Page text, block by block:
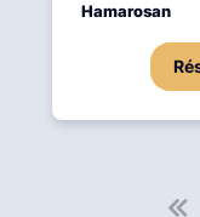
Hamarosan